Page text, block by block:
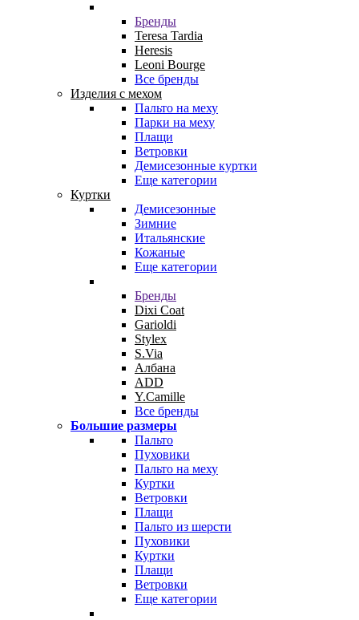
Бренды
Teresa Tardia
Heresis
Leoni Bourge
Все бренды
Изделия с мехом
Пальто на меху
Парки на меху
Плащи
Ветровки
Демисезонные куртки
Еще категории
Куртки
Демисезонные
Зимние
Итальянские
Кожаные
Еще категории
Бренды
Dixi Coat
Garioldi
Stylex
S.Via
Албана
ADD
Y.Camille
Все бренды
Большие размеры
Пальто
Пуховики
Пальто на меху
Куртки
Ветровки
Плащи
Пальто из шерсти
Пуховики
Куртки
Плащи
Ветровки
Еще категории